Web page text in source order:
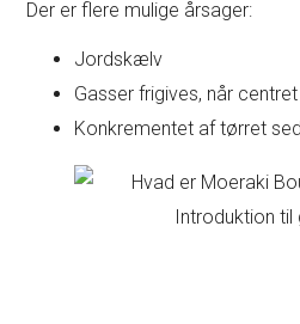
Der er flere mulige årsager:
Jordskælv
Gasser frigives, når
Konkrementet af tørret